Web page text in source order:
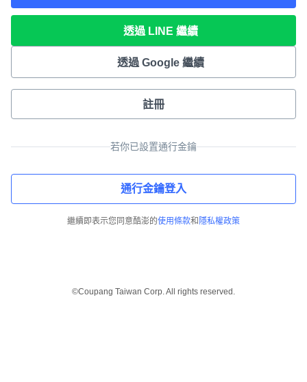
透過 LINE 繼續
透過 Google 繼續
註冊
若你已設置通行金鑰
通行金鑰登入
繼續即表示您同意酷澎的使用條款和 隱私權政策
©Coupang Taiwan Corp. All rights reserved.